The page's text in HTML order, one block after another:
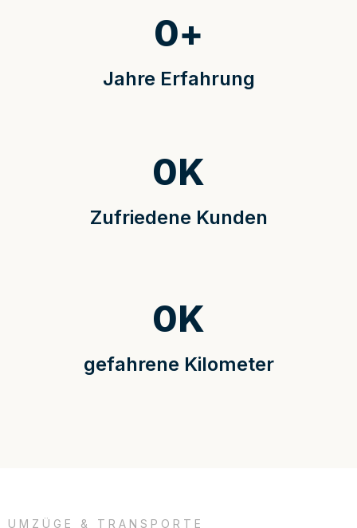
Jahre Erfahrung
0+
Zufriedene Kunden
0K
gefahrene Kilometer
0K
UMZÜGE & TRANSPORTE